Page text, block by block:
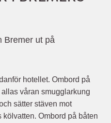
Bremer ut på
hotellet. Ombord på
våran smugglarkung
sätter stäven mot
Ombord på båten